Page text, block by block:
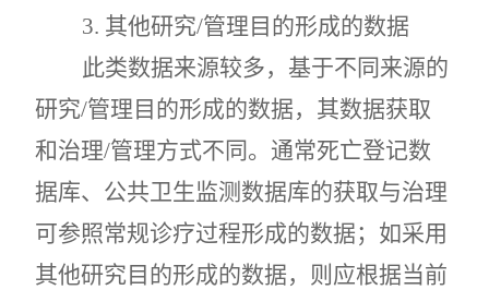
3. 其他研究/管理目的形成的数据
此类数据来源较多，基于不同来源的
研究/管理目的形成的数据，其数据获取
和治理/管理方式不同。通常死亡登记数
据库、公共卫生监测数据库的获取与治理
可参照常规诊疗过程形成的数据；如采用
其他研究目的形成的数据，则应根据当前